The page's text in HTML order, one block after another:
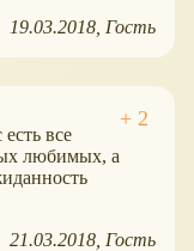
19.03.2018 Гость
все
любимых, а
21.03.2018 Гость